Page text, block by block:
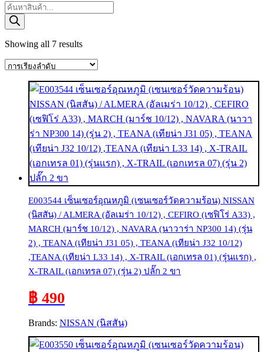
Products
search
Showing all 7 results
E003544 เซ็นเซอร์อุณหภูมิ (เซนเซอร์วัดความร้อน) NISSAN
(นิสสัน) / ALMERA (อัลเมร่า 10/12) , CEFIRO (เซฟิโร่ A33) ,
MARCH (มาร์ช 10/12) , NAVARA (นาวาร่า NP300 14) (รุ่น
2) , TEANA (เทียน่า J31 05) , TEANA (เทียน่า J32 10/12)
,TEANA (เทียน่า L33 14) , X-TRAIL (เอกเทรล 01) (รุ่นแรก) ,
X-TRAIL (เอกเทรล 07) (รุ่น 2) ปลั๊ก 2 ขา
฿ 490
Brands: NISSAN (นิสสัน)